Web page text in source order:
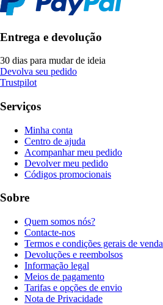
Entrega e devolução
30 dias para mudar de ideia
Devolva seu pedido
Trustpilot
Serviços
Minha conta
Centro de ajuda
Acompanhar meu pedido
Devolver meu pedido
Códigos promocionais
Sobre
Quem somos nós?
Contacte-nos
Termos e condições gerais de venda
Devoluções e reembolsos
Informação legal
Meios de pagamento
Tarifas e opções de envio
Nota de Privacidade